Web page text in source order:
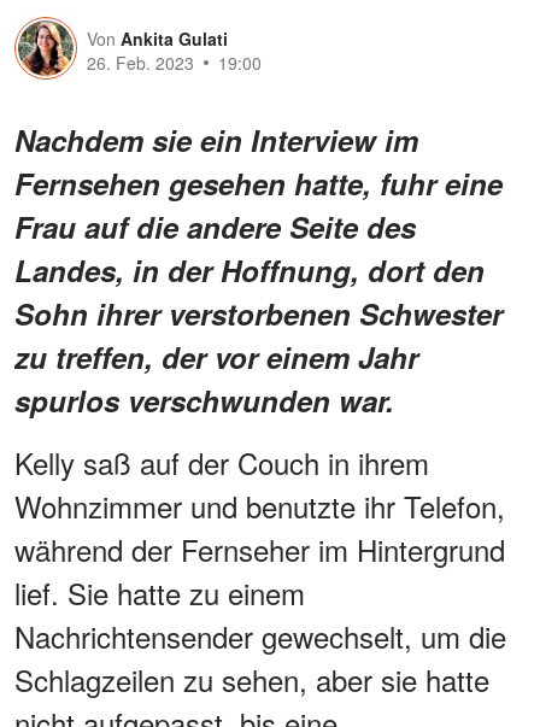
Von Ankita Gulati
26. Feb. 2023
19:00
Nachdem sie ein Interview im
Fernsehen gesehen hatte, fuhr eine
Frau auf die andere Seite des
Landes, in der Hoffnung, dort den
Sohn ihrer verstorbenen Schwester
zu treffen, der vor einem Jahr
spurlos verschwunden war.
Kelly saß auf der Couch in ihrem
Wohnzimmer und benutzte ihr Telefon,
während der Fernseher im Hintergrund
lief. Sie hatte zu einem
Nachrichtensender gewechselt, um die
Schlagzeilen zu sehen, aber sie hatte